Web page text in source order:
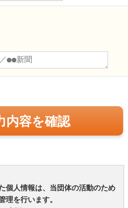
内容を確認
個人情報は、当団体の活動のため
理を行います。